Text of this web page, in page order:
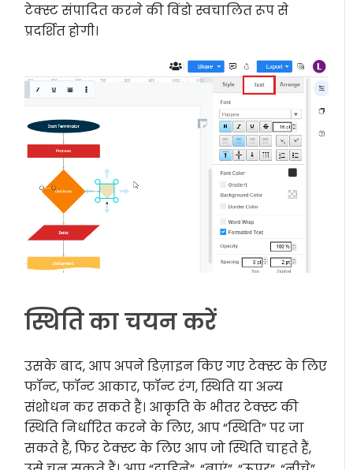
टेक्स्ट संपादित करने की विंडो स्वचालित रूप से
प्रदर्शित होगी।
स्थिति का चयन करें
उसके बाद, आप अपने डिज़ाइन किए गए टेक्स्ट के लिए
फॉन्ट, फॉन्ट आकार, फॉन्ट रंग, स्थिति या अन्य
संशोधन कर सकते हैं। आकृति के भीतर टेक्स्ट की
स्थिति निर्धारित करने के लिए, आप “स्थिति” पर जा
सकते हैं, फिर टेक्स्ट के लिए आप जो स्थिति चाहते हैं,